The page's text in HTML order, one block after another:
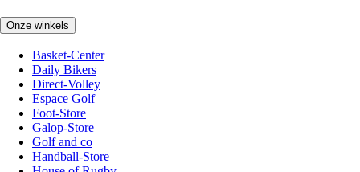
Onze winkels
Basket-Center
Daily Bikers
Direct-Volley
Espace Golf
Foot-Store
Galop-Store
Golf and co
Handball-Store